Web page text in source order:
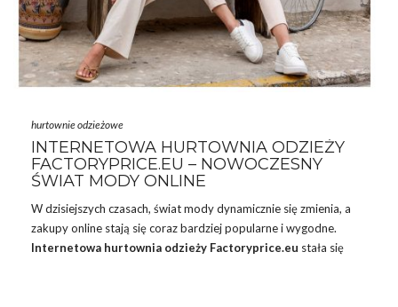
hurtownie odzieżowe
INTERNETOWA HURTOWNIA ODZIEŻY
FACTORYPRICE.EU – NOWOCZESNY
ŚWIAT MODY ONLINE
W dzisiejszych czasach, świat mody dynamicznie się zmienia, a
zakupy online stają się coraz bardziej popularne i wygodne.
Internetowa hurtownia odzieży Factoryprice.eu stała się